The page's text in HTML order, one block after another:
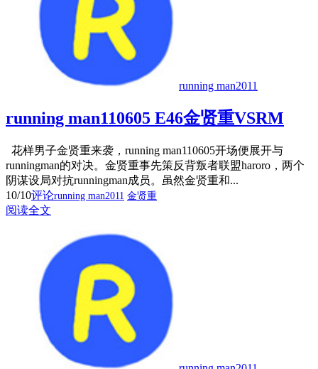
running man2011
running man110605 E46金贤重VSRM
花样男子金贤重来袭，running man110605开场便展开与
runningman的对决。金贤重事先策反背叛者联盟haroro，两个
阴谋设局对抗runningman成员。虽然金贤重和...
10/10评论running man2011 金贤重
阅读全文